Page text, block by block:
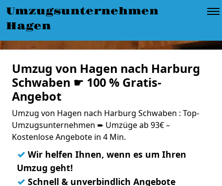
Umzugsunternehmen
Hagen
Umzug von Hagen nach Harburg
Schwaben ☛ 100 % Gratis-
Angebot
Umzug von Hagen nach Harburg Schwaben : Top-
Umzugsunternehmen ➨ Umzüge ab 93€ –
Kostenlose Angebote in 4 Min.
✓ Wir helfen Ihnen, wenn es um Ihren
Umzug geht!
✓ Schnell & unverbindlich Angebote